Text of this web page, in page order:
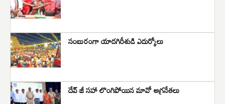
సంబురంగా యాదగిరీశుడి ఎదుర్కోలు
దేవ్ జీ సహా లొంగిపోయిన మావో అగ్రనేతలు